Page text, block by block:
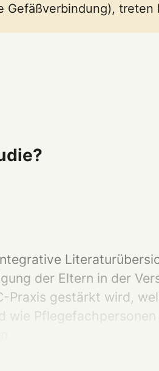
Gefäßverbindung), treten
der Eltern in der
Praxis gestärkt wird,
wie Pflegefachpersonen